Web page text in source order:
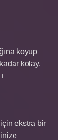
koyup
kolay.
ekstra bir